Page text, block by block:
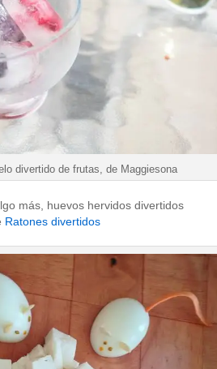
divertido de frutas, de Maggiesona
más, huevos hervidos divertidos
Ratones divertidos